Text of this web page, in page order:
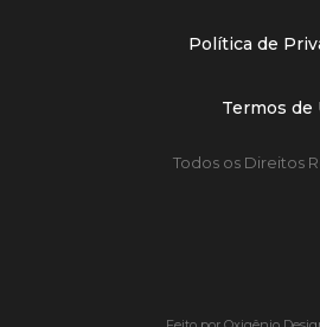
Política de
Termos de
Todos os Direitos